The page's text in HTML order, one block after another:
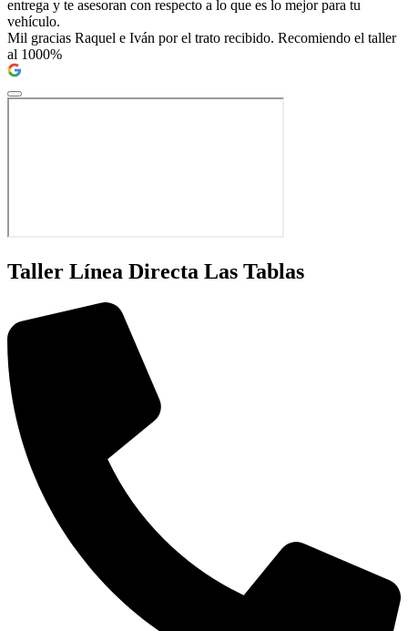
entrega y te asesoran con respecto a lo que es lo mejor para tu
vehículo.
Mil gracias Raquel e Iván por el trato recibido. Recomiendo el taller
al 1000%
Taller Línea Directa Las Tablas